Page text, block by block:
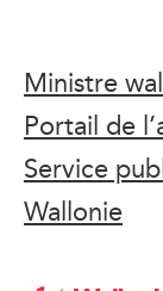
Ministre
Portail de
Service
Wallonie